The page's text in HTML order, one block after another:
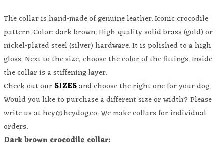
The collar is hand-made of genuine leather. Iconic crocodile
pattern. Color: dark brown. High-quality solid brass (gold) or
nickel-plated steel (silver) hardware. It is polished to a high
gloss. Next to the size, choose the color of the fittings.Inside
the collar is a stiffening layer.
Check out ourSIZESand choose the right one for your dog.
Would you like to purchase a different size or width? Please
write us at hey@heydog.co. We make collars for individual
orders.
Dark brown crocodile collar: